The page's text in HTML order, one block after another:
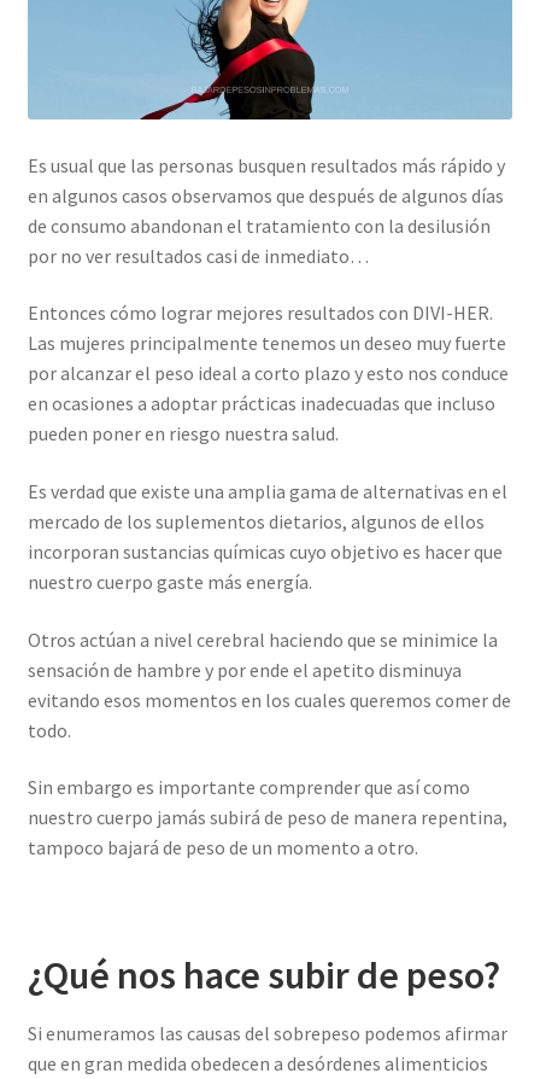
Es usual que las personas busquen resultados más rápido y
en algunos casos observamos que después de algunos días
de consumo abandonan el tratamiento con la desilusión
por no ver resultados casi de inmediato…
Entonces cómo lograr mejores resultados con DIVI-HER.
Las mujeres principalmente tenemos un deseo muy fuerte
por alcanzar el peso ideal a corto plazo y esto nos conduce
en ocasiones a adoptar prácticas inadecuadas que incluso
pueden poner en riesgo nuestra salud.
Es verdad que existe una amplia gama de alternativas en el
mercado de los suplementos dietarios, algunos de ellos
incorporan sustancias químicas cuyo objetivo es hacer que
nuestro cuerpo gaste más energía.
Otros actúan a nivel cerebral haciendo que se minimice la
sensación de hambre y por ende el apetito disminuya
evitando esos momentos en los cuales queremos comer de
todo.
Sin embargo es importante comprender que así como
nuestro cuerpo jamás subirá de peso de manera repentina,
tampoco bajará de peso de un momento a otro.
¿Qué nos hace subir de peso?
Si enumeramos las causas del sobrepeso podemos afirmar
que en gran medida obedecen a desórdenes alimenticios